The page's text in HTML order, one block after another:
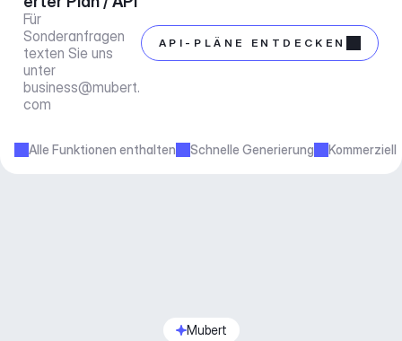
Für
Sonderanfragen
texten Sie uns
business@mubert.
com
API-PLÄNE ENTDECKEN
Alle Funktionen enthalten Schnelle Generierung
Mubert